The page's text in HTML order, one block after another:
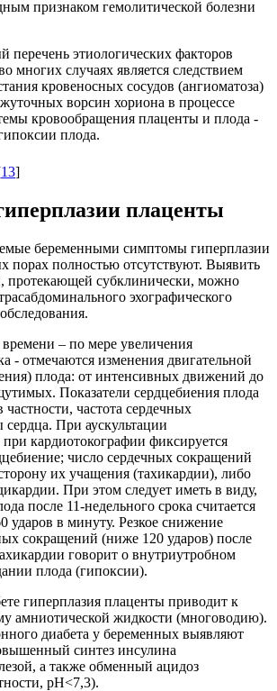
признаком гемолитической болезни
перечень этиологических факторов
многих случаях является следствием
кровеносных сосудов (ангиоматоза)
ворсин хориона в процессе
кровообращения плаценты и плода -
плода.
13]
плаценты
беременными симптомы гиперплазии
порах полностью отсутствуют. Выявить
протекающей субклинически, можно
эхографического
– по мере увеличения
- отмечаются изменения двигательной
плода: от интенсивных движений до
Показатели сердцебиения плода
частности, частота сердечных
При аускультации
кардиотокографии фиксируется
число сердечных сокращений
их учащения (тахикардии), либо
При этом следует иметь в виду,
после 11-недельного срока считается
ударов в минуту. Резкое снижение
сокращений (ниже 120 ударов) после
говорит о внутриутробном
плода (гипоксии).
гиперплазия плаценты приводит к
амниотической жидкости (многоводию).
диабета у беременных выявляют
синтез инсулина
а также обменный ацидоз
pH<7,3).